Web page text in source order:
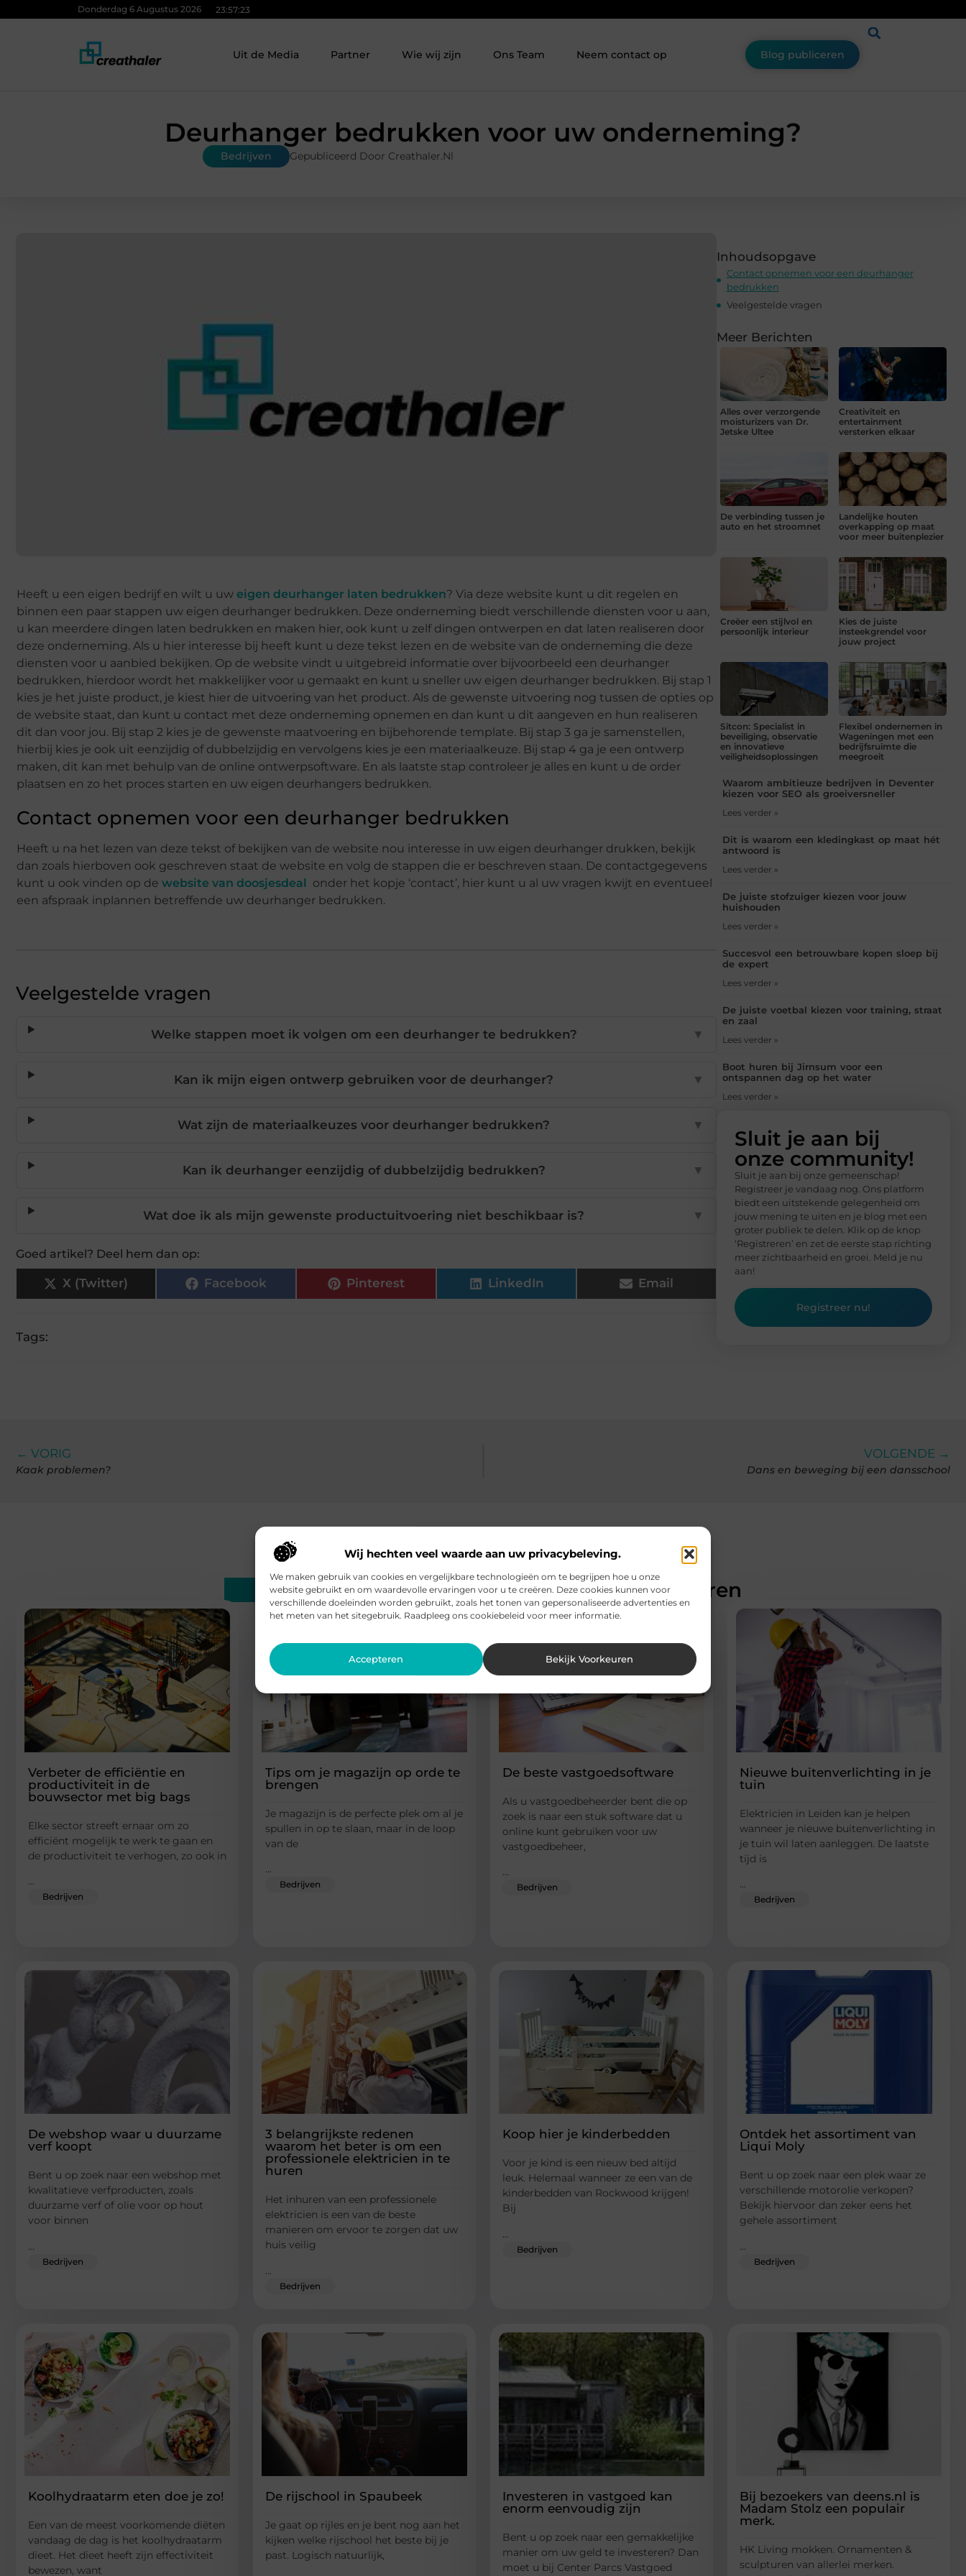
Wij hechten veel waarde aan uw privacybeleving.
We maken gebruik van cookies en vergelijkbare technologieën om te begrijpen hoe u onze
website gebruikt en om waardevolle ervaringen voor u te creëren. Deze cookies kunnen voor
verschillende doeleinden worden gebruikt, zoals het tonen van gepersonaliseerde advertenties en
het meten van het sitegebruik. Raadpleeg ons cookiebeleid voor meer informatie.
Accepteren Bekijk Voorkeuren
Donderdag 6 Augustus 2026 23:57:24
Uit de Media Partner Wie wij zijn Ons Team Neem contact op Blog publiceren
Deurhanger bedrukken voor uw onderneming?
Bedrijven Gepubliceerd Door Creathaler.nl
Heeft u een eigen bedrijf en wilt u uw eigen deurhanger laten bedrukken? Via deze website kunt u dit regelen en
binnen een paar stappen uw eigen deurhanger bedrukken. Deze onderneming biedt verschillende diensten voor u aan,
u kan meerdere dingen laten bedrukken en maken hier, ook kunt u zelf dingen ontwerpen en dat laten realiseren door
deze onderneming. Als u hier interesse bij heeft kunt u deze tekst lezen en de website van de onderneming die deze
diensten voor u aanbied bekijken. Op de website vindt u uitgebreid informatie over bijvoorbeeld een deurhanger
bedrukken, hierdoor wordt het makkelijker voor u gemaakt en kunt u sneller uw eigen deurhanger bedrukken. Bij stap 1
kies je het juiste product, je kiest hier de uitvoering van het product. Als de gewenste uitvoering nog tussen de opties op
de website staat, dan kunt u contact met deze onderneming opnemen en dan kunt u dit aangeven en hun realiseren
dit dan voor jou. Bij stap 2 kies je de gewenste maatvoering en bijbehorende template. Bij stap 3 ga je samenstellen,
hierbij kies je ook uit eenzijdig of dubbelzijdig en vervolgens kies je een materiaalkeuze. Bij stap 4 ga je een ontwerp
maken, dit kan met behulp van de online ontwerpsoftware. En als laatste stap controleer je alles en kunt u de order
plaatsen en zo het proces starten en uw eigen deurhangers bedrukken.
Contact opnemen voor een deurhanger bedrukken
Heeft u na het lezen van deze tekst of bekijken van de website nou interesse in uw eigen deurhanger drukken, bekijk
dan zoals hierboven ook geschreven staat de website en volg de stappen die er beschreven staan. De contactgegevens
kunt u ook vinden op de website van doosjesdeal onder het kopje ‘contact’, hier kunt u al uw vragen kwijt en eventueel
een afspraak inplannen betreffende uw deurhanger bedrukken.
Veelgestelde vragen
Welke stappen moet ik volgen om een deurhanger te bedrukken? ▼
Kan ik mijn eigen ontwerp gebruiken voor de deurhanger? ▼
Wat zijn de materiaalkeuzes voor deurhanger bedrukken? ▼
Kan ik deurhanger eenzijdig of dubbelzijdig bedrukken? ▼
Wat doe ik als mijn gewenste productuitvoering niet beschikbaar is? ▼
Goed artikel? Deel hem dan op:
X (Twitter) Facebook Pinterest LinkedIn Email
Tags:
Inhoudsopgave
Contact opnemen voor een deurhanger
bedrukken
Veelgestelde vragen
Meer Berichten
Alles over verzorgende
moisturizers van Dr.
Jetske Ultee
Creativiteit en
entertainment
versterken elkaar
De verbinding tussen je
auto en het stroomnet
Landelijke houten
overkapping op maat
voor meer buitenplezier
Creëer een stijlvol en
persoonlijk interieur
Kies de juiste
insteekgrendel voor
jouw project
Sitcon: Specialist in
beveiliging, observatie
en innovatieve
veiligheidsoplossingen
Flexibel ondernemen in
Wageningen met een
bedrijfsruimte die
meegroeit
Waarom ambitieuze bedrijven in Deventer
kiezen voor SEO als groeiversneller
Lees verder »
Dit is waarom een kledingkast op maat hét
antwoord is
Lees verder »
De juiste stofzuiger kiezen voor jouw
huishouden
Lees verder »
Succesvol een betrouwbare kopen sloep bij
de expert
Lees verder »
De juiste voetbal kiezen voor training, straat
en zaal
Lees verder »
Boot huren bij Jirnsum voor een
ontspannen dag op het water
Lees verder »
Sluit je aan bij
onze community!
Sluit je aan bij onze gemeenschap!
Registreer je vandaag nog. Ons platform
biedt een uitstekende gelegenheid om
jouw mening te uiten en je blog met een
groter publiek te delen. Klik op de knop
‘Registreren’ en zet de eerste stap richting
meer zichtbaarheid en groei. Meld je nu
aan!
Registreer nu!
← VORIG
Kaak problemen?
VOLGENDE →
Dans en beweging bij een dansschool
Gerelateerde artikelendie u mogelijk interesseren
Verbeter de efficiëntie en
productiviteit in de
bouwsector met big bags
Elke sector streeft ernaar om zo
efficiënt mogelijk te werk te gaan en
de productiviteit te verhogen, zo ook in
...
Bedrijven
Tips om je magazijn op orde te
brengen
Je magazijn is de perfecte plek om al je
spullen in op te slaan, maar in de loop
van de
...
Bedrijven
De beste vastgoedsoftware
Als u vastgoedbeheerder bent die op
zoek is naar een stuk software dat u
online kunt gebruiken voor uw
vastgoedbeheer,
...
Bedrijven
Nieuwe buitenverlichting in je
tuin
Elektricien in Leiden kan je helpen
wanneer je nieuwe buitenverlichting in
je tuin wil laten aanleggen. De laatste
tijd is
...
Bedrijven
De webshop waar u duurzame
verf koopt
Bent u op zoek naar een webshop met
kwalitatieve verfproducten, zoals
duurzame verf of olie voor op hout
voor binnen
...
Bedrijven
3 belangrijkste redenen
waarom het beter is om een ​​
professionele elektricien in te
huren
Het inhuren van een professionele
elektricien is een van de beste
manieren om ervoor te zorgen dat uw
huis veilig
...
Bedrijven
Koop hier je kinderbedden
Voor je kind is een nieuw bed altijd
leuk. Helemaal wanneer ze een van de
kinderbedden van Rockwood krijgen!
Bij
...
Bedrijven
Ontdek het assortiment van
Liqui Moly
Bent u op zoek naar een plek waar ze
verschillende motorolie verkopen?
Bekijk hiervoor dan zeker eens het
gehele assortiment
...
Bedrijven
Koolhydraatarm eten doe je zo!
Een van de meest voorkomende diëten
vandaag de dag is het koolhydraatarm
dieet. Het dieet heeft zijn effectiviteit
bewezen, want
De rijschool in Spaubeek
Je gaat op rijles en je bent nog aan het
kijken welke rijschool het beste bij je
past. Logisch natuurlijk,
Investeren in vastgoed kan
enorm eenvoudig zijn
Bent u op zoek naar een gemakkelijke
manier om uw geld te investeren? Dan
moet u bij Center Parcs Vastgoed
Bij bezoekers van deens.nl is
Madam Stolz een populair
merk.
HK Living mokken. Ornamenten &
sculpturen van allerlei merken.